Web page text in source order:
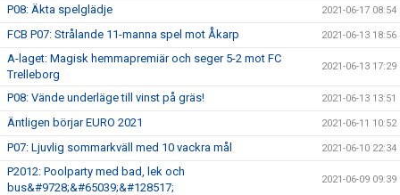
P08: Äkta spelglädje 2021-06-17 08:54
FCB P07: Strålande 11-manna spel mot Åkarp 2021-06-13 18:56
A-laget: Magisk hemmapremiär och seger 5-2 mot FC
Trelleborg
2021-06-13 17:29
P08: Vände underläge till vinst på gräs! 2021-06-13 13:51
Äntligen börjar EURO 2021 2021-06-11 10:52
P07: Ljuvlig sommarkväll med 10 vackra mål 2021-06-10 22:34
P2012: Poolparty med bad, lek och
bus&#9728;&#65039;&#128517;
2021-06-09 09:39